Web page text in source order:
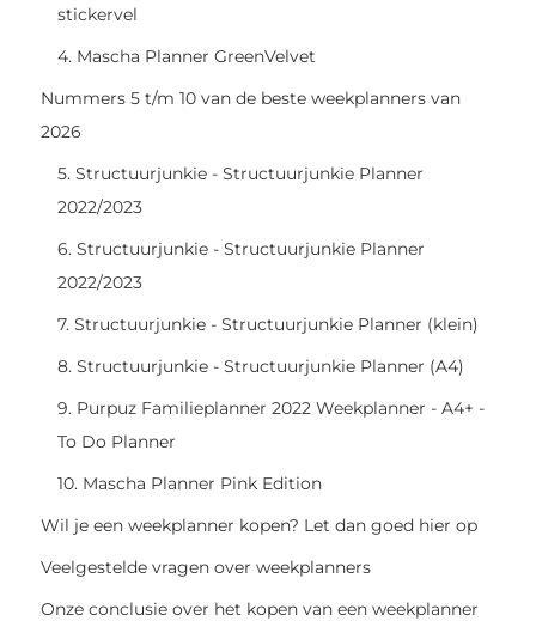
stickervel
4. Mascha Planner GreenVelvet
Nummers 5 t/m 10 van de beste weekplanners van
2026
5. Structuurjunkie - Structuurjunkie Planner
2022/2023
6. Structuurjunkie - Structuurjunkie Planner
2022/2023
7. Structuurjunkie - Structuurjunkie Planner (klein)
8. Structuurjunkie - Structuurjunkie Planner (A4)
9. Purpuz Familieplanner 2022 Weekplanner - A4+ -
To Do Planner
10. Mascha Planner Pink Edition
Wil je een weekplanner kopen? Let dan goed hier op
Veelgestelde vragen over weekplanners
Onze conclusie over het kopen van een weekplanner